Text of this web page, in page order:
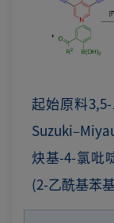
起始原料
炔基-4-氯吡
(2-乙酰基苯